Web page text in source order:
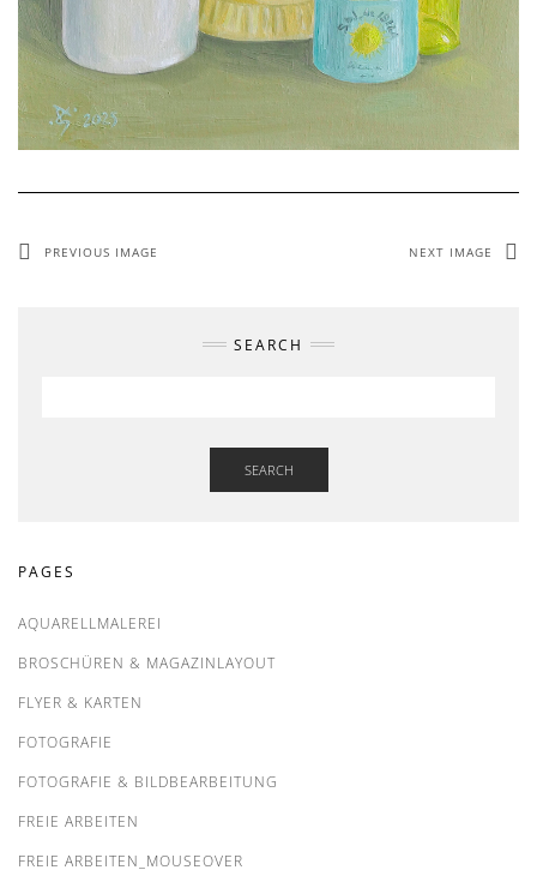
PREVIOUS IMAGE NEXT IMAGE
SEARCH
SEARCH
PAGES
AQUARELLMALEREI
BROSCHÜREN & MAGAZINLAYOUT
FLYER & KARTEN
FOTOGRAFIE
FOTOGRAFIE & BILDBEARBEITUNG
FREIE ARBEITEN
FREIE ARBEITEN_MOUSEOVER